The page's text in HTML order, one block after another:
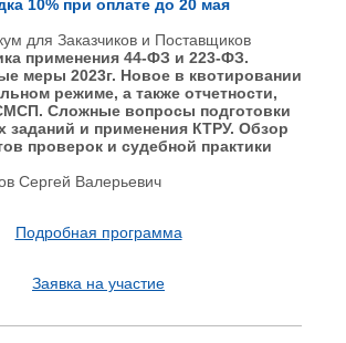
10% при оплате до 20 мая
для Заказчиков и Поставщиков
применения 44-ФЗ и 223-ФЗ.
меры 2023г. Новое в квотировании
режиме, а также отчетности,
Сложные вопросы подготовки
заданий и применения КТРУ. Обзор
проверок и судебной практики
Сергей Валерьевич
Подробная программа
Заявка на участие